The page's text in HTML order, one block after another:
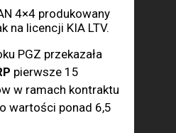
4×4 produkowany
na licencji KIA LTV.
PGZ przekazała
pierwsze 15
w ramach kontraktu
wartości ponad 6,5